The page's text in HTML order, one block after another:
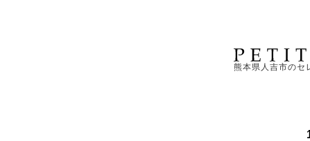
熊本県人吉市のセ